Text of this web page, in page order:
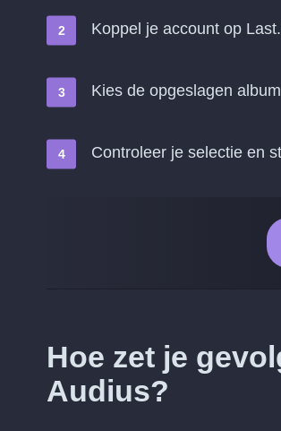
Koppel je account op
Kies de opgeslagen
Controleer je selectie en
Hoe zet je
Audius?